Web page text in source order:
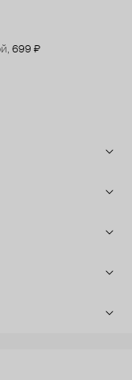
699 ₽